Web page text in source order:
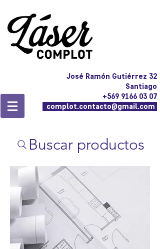
José Ramón Gutiérrez 32
Santiago
+569 9166 03 07
complot.contacto@gmail.com
Buscar productos